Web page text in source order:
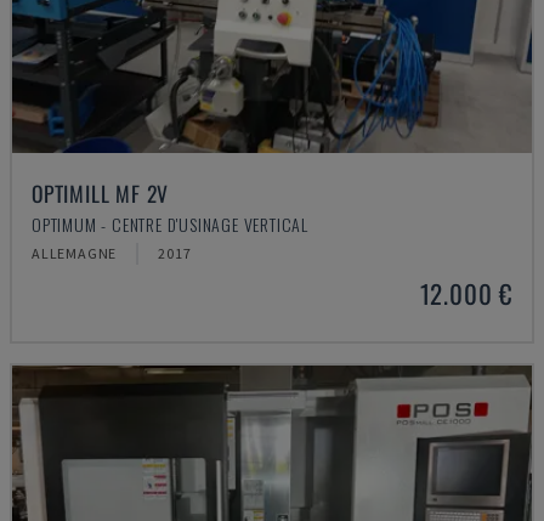
OPTIMILL MF 2V
OPTIMUM - CENTRE D'USINAGE VERTICAL
ALLEMAGNE 2017
12.000 €